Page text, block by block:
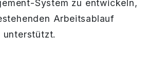
System zu entwickeln,
Arbeitsablauf
unterstützt.